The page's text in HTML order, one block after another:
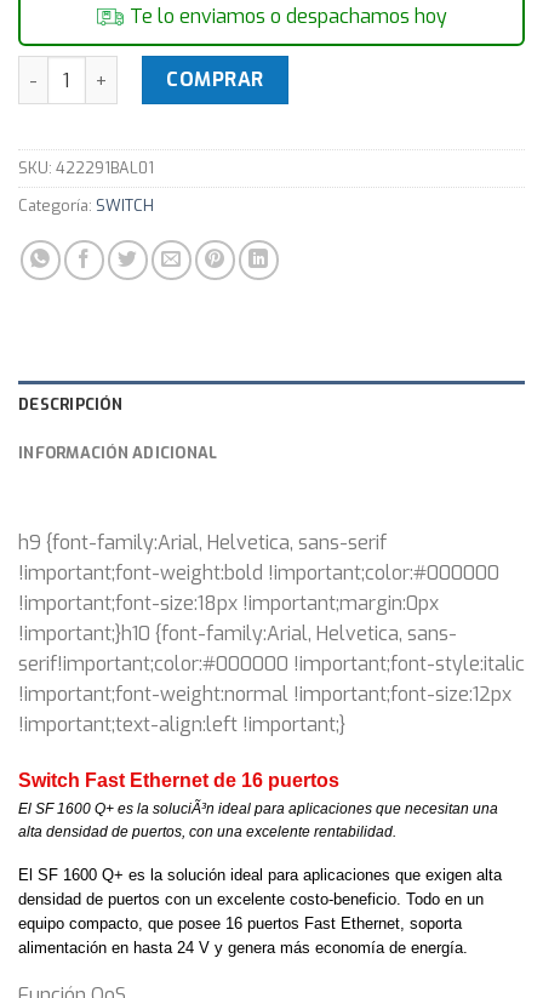
Te lo enviamos o despachamos hoy
Switch 16p 10/100 SF 1600 Q+ / PoE PASIVO LAN1 / 12-24v |
COMPRAR
SKU: 422291BAL01
Categoría: SWITCH
DESCRIPCIÓN
INFORMACIÓN ADICIONAL
h9 {font-family:Arial, Helvetica, sans-serif
!important;font-weight:bold !important;color:#000000
!important;font-size:18px !important;margin:0px
!important;}h10 {font-family:Arial, Helvetica, sans-
serif!important;color:#000000 !important;font-style:italic
!important;font-weight:normal !important;font-size:12px
!important;text-align:left !important;}
Switch Fast Ethernet de 16 puertos
El SF 1600 Q+ es la soluciÃ³n ideal para aplicaciones que necesitan una
alta densidad de puertos, con una excelente rentabilidad.
El SF 1600 Q+ es la solución ideal para aplicaciones que exigen alta
densidad de puertos con un excelente costo-beneficio. Todo en un
equipo compacto, que posee 16 puertos Fast Ethernet, soporta
alimentación en hasta 24 V y genera más economía de energía.